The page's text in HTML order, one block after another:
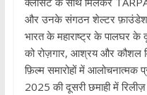
और उनके संगठन शेल्टर फ़ाउंडेशन
भारत के महाराष्ट्र के पालघर के
को रोज़गार, आश्रय और कौशल
फ़िल्म समारोहों में आलोचनात्मक
2025 की दूसरी छमाही में रिलीज़